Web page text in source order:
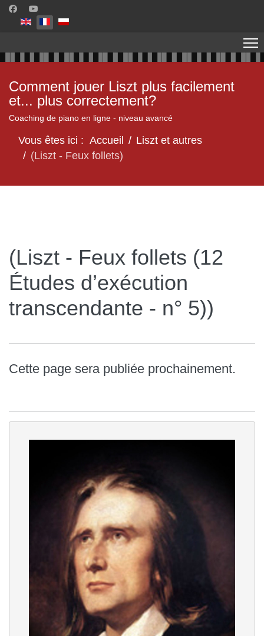
Sélectionnez votre langue
Comment jouer Liszt plus facilement
et... plus correctement?
Coaching de piano en ligne - niveau avancé
Vous êtes ici : Accueil
Liszt et autres
(Liszt - Feux follets)
(Liszt - Feux follets (12
Études d’exécution
transcendante - n° 5))
Cette page sera publiée prochainement.